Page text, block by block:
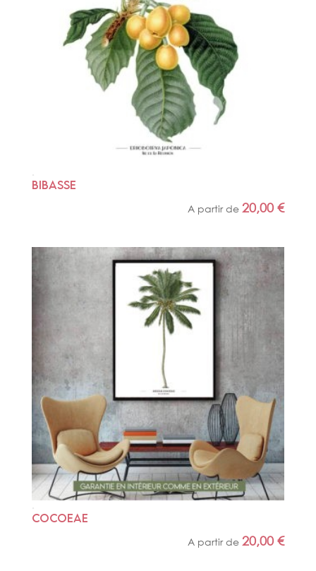
BIBASSE
A partir de20,00€
COCOEAE
A partir de 20,00€